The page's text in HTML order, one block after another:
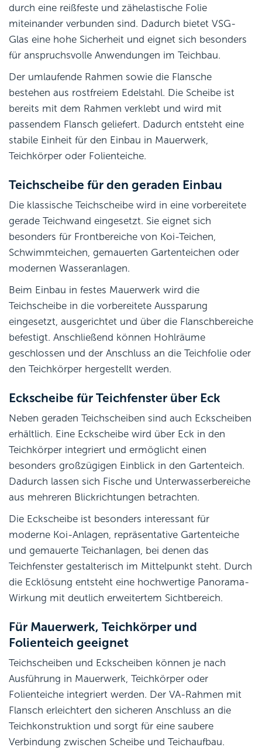
durch eine reißfeste und zähelastische Folie
miteinander verbunden sind. Dadurch bietet VSG-
Glas eine hohe Sicherheit und eignet sich besonders
für anspruchsvolle Anwendungen im Teichbau.
Der umlaufende Rahmen sowie die Flansche
bestehen aus rostfreiem Edelstahl. Die Scheibe ist
bereits mit dem Rahmen verklebt und wird mit
passendem Flansch geliefert. Dadurch entsteht eine
stabile Einheit für den Einbau in Mauerwerk,
Teichkörper oder Folienteiche.
Teichscheibe für den geraden Einbau
Die klassische Teichscheibe wird in eine vorbereitete
gerade Teichwand eingesetzt. Sie eignet sich
besonders für Frontbereiche von Koi-Teichen,
Schwimmteichen, gemauerten Gartenteichen oder
modernen Wasseranlagen.
Beim Einbau in festes Mauerwerk wird die
Teichscheibe in die vorbereitete Aussparung
eingesetzt, ausgerichtet und über die Flanschbereiche
befestigt. Anschließend können Hohlräume
geschlossen und der Anschluss an die Teichfolie oder
den Teichkörper hergestellt werden.
Eckscheibe für Teichfenster über Eck
Neben geraden Teichscheiben sind auch Eckscheiben
erhältlich. Eine Eckscheibe wird über Eck in den
Teichkörper integriert und ermöglicht einen
besonders großzügigen Einblick in den Gartenteich.
Dadurch lassen sich Fische und Unterwasserbereiche
aus mehreren Blickrichtungen betrachten.
Die Eckscheibe ist besonders interessant für
moderne Koi-Anlagen, repräsentative Gartenteiche
und gemauerte Teichanlagen, bei denen das
Teichfenster gestalterisch im Mittelpunkt steht. Durch
die Ecklösung entsteht eine hochwertige Panorama-
Wirkung mit deutlich erweitertem Sichtbereich.
Für Mauerwerk, Teichkörper und
Folienteich geeignet
Teichscheiben und Eckscheiben können je nach
Ausführung in Mauerwerk, Teichkörper oder
Folienteiche integriert werden. Der VA-Rahmen mit
Flansch erleichtert den sicheren Anschluss an die
Teichkonstruktion und sorgt für eine saubere
Verbindung zwischen Scheibe und Teichaufbau.